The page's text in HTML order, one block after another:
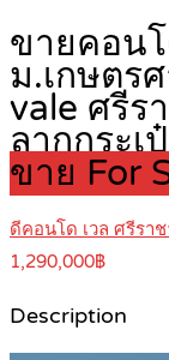
ขายคอน
ม.เกษตร
vale ศรีร
ลากกระเ
ขาย For
ดีคอนโด เวล ศรีรา
1,290,000฿
Description